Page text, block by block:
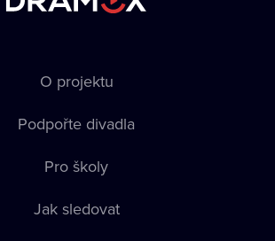
O projektu
Podpořte divadla
Pro školy
Jak sledovat